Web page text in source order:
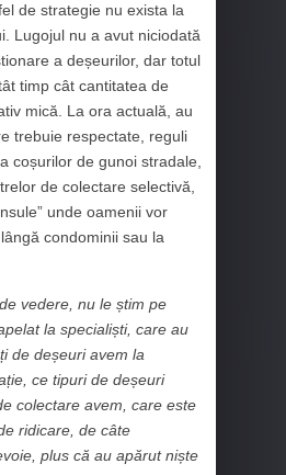
de strategie nu exista la
Lugojul nu a avut niciodată
a deșeurilor, dar totul
timp cât cantitatea de
mică. La ora actuală, au
trebuie respectate, reguli
coșurilor de gunoi stradale,
de colectare selectivă,
unde oamenii vor
condominii sau la
vedere, nu le știm pe
la specialiști, care au
de deșeuri avem la
ce tipuri de deșeuri
colectare avem, care este
ridicare, de câte
plus că au apărut niște